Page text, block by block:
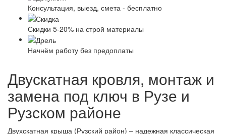
Консультация, выезд, смета - бесплатно
Скидки 5-20% на строй материалы
Начнём работу без предоплаты
Двускатная кровля, монтаж и
замена под ключ в Рузе и
Рузском районе
Двухскатная крыша (Рузский район) – надежная классическая